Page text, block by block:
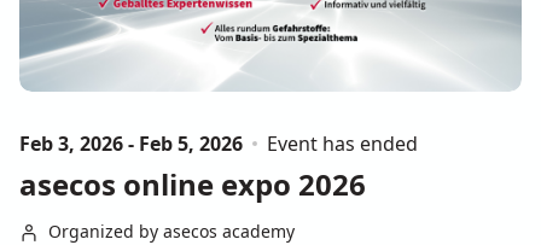
Feb 3, 2026 - Feb 5, 2026 Event has ended
asecos online expo 2026
Organized by asecos academy